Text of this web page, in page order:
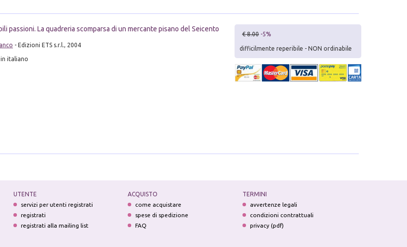
passioni. La quadreria scomparsa di un mercante pisano del Seicento
- Edizioni ETS s.r.l., 2004
italiano
€ 8.00 -5%
difficilmente reperibile - NON ordinabile
UTENTE
servizi per utenti registrati
registrati
registrati alla mailing list
ACQUISTO
come acquistare
spese di spedizione
FAQ
TERMINI
avvertenze legali
condizioni contrattuali
privacy (pdf)